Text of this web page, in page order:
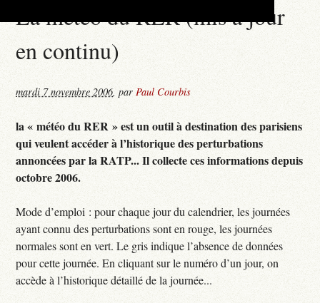
La météo du RER (mis à jour
en continu)
mardi 7 novembre 2006,parPaul Courbis
la « météo du RER » est un outil à destination des parisiens
qui veulent accéder à l’historique des perturbations
annoncées par la RATP... Il collecte ces informations depuis
octobre 2006.
Mode d’emploi : pour chaque jour du calendrier, les journées
ayant connu des perturbations sont en rouge, les journées
normales sont en vert. Le gris indique l’absence de données
pour cette journée. En cliquant sur le numéro d’un jour, on
accède à l’historique détaillé de la journée...